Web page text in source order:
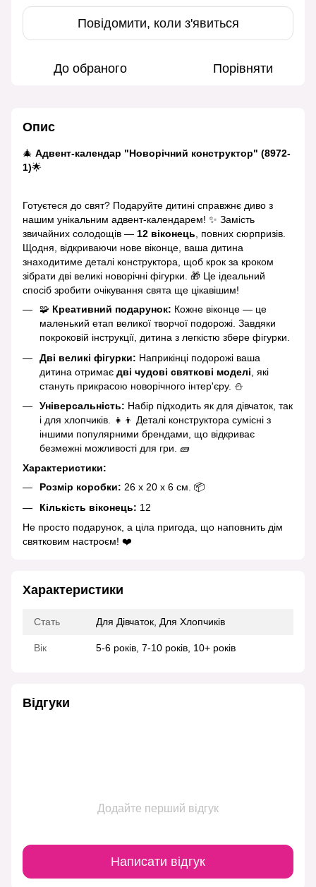
Повідомити, коли з'явиться
До обраного Порівняти
Опис
🎄 Адвент-календар "Новорічний конструктор" (8972-
1)🌟
Готуєтеся до свят? Подаруйте дитині справжнє диво з
нашим унікальним адвент-календарем! ✨ Замість
звичайних солодощів — 12 віконець , повних сюрпризів.
Щодня, відкриваючи нове віконце, ваша дитина
знаходитиме деталі конструктора, щоб крок за кроком
зібрати дві великі новорічні фігурки. 🎁 Це ідеальний
спосіб зробити очікування свята ще цікавішим!
🧩 Креативний подарунок: Кожне віконце — це
маленький етап великої творчої подорожі. Завдяки
покроковій інструкції, дитина з легкістю збере фігурки.
Дві великі фігурки: Наприкінці подорожі ваша
дитина отримає дві чудові святкові моделі , які
стануть прикрасою новорічного інтер'єру. ⛄
Універсальність: Набір підходить як для дівчаток, так
і для хлопчиків. 👧👦 Деталі конструктора сумісні з
іншими популярними брендами, що відкриває
безмежні можливості для гри. 🧱
Характеристики:
Розмір коробки: 26 х 20 х 6 см. 📦
Кількість віконець: 12
Не просто подарунок, а ціла пригода, що наповнить дім
святковим настроєм! ❤️
Характеристики
Стать Для Дівчаток, Для Хлопчиків
Вік 5-6 років, 7-10 років, 10+ років
Відгуки
Додайте перший відгук
Написати відгук